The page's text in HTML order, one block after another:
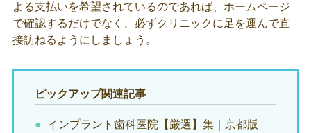
よる支払いを希望されているのであれば、ホームページ
で確認するだけでなく、必ずクリニックに足を運んで直
接訪ねるようにしましょう。
ピックアップ関連記事
インプラント歯科医院【厳選】集｜京都版